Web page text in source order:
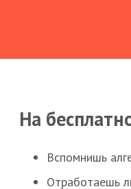
На
Вспомнишь
Отработаешь